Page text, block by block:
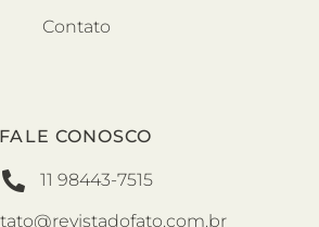
Contato
FALE CONOSCO
11 98443-7515